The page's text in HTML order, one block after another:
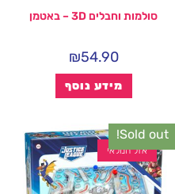
סולמות וחבלים 3D – באטמן
₪54.90
מידע נוסף
Sold out!
אזל המלאי